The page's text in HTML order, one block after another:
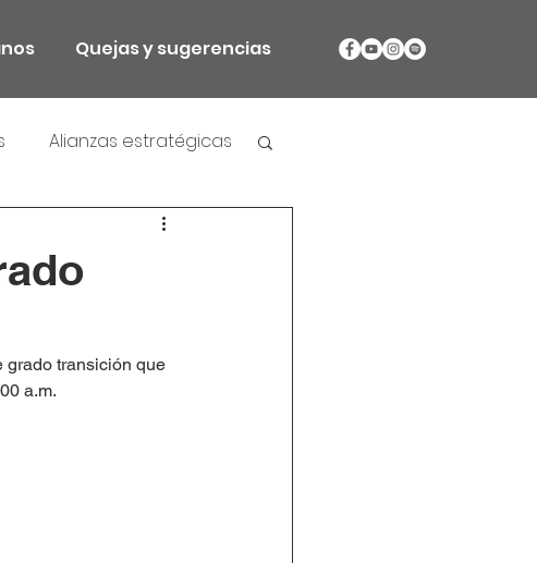
Quejas y sugerencias
Alianzas estratégicas
grado transición que
a.m.